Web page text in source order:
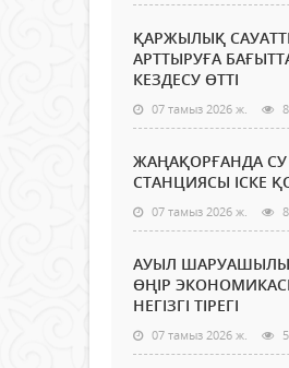
ҚАРЖЫЛЫҚ
АРТТЫРУҒА
КЕЗДЕСУ ӨТТІ
07 тамыз 2026 ж.
ЖАҢАҚОРҒАНДА СУ
СТАНЦИЯСЫ ІСКЕ
07 тамыз 2026 ж.
АУЫЛ
ӨҢІР
НЕГІЗГІ ТІРЕГІ
07 тамыз 2026 ж.